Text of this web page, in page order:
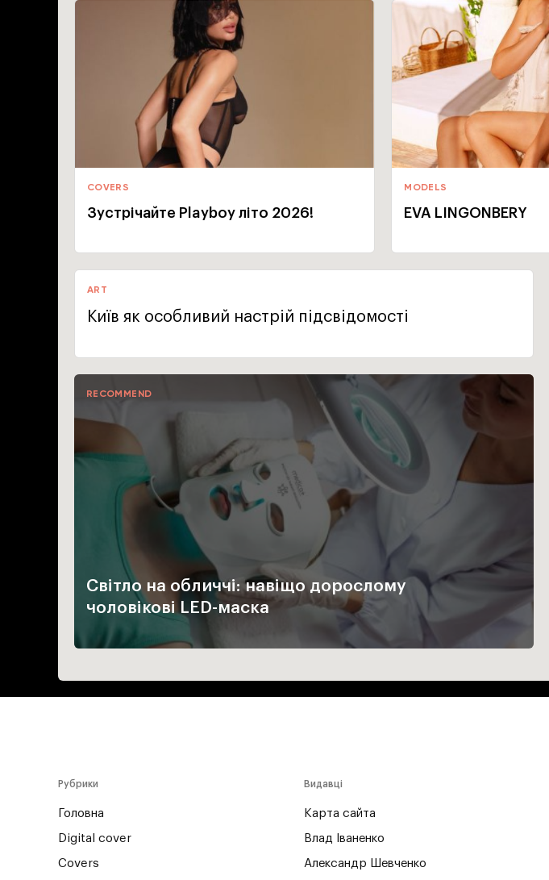
COVERS
Зустрічайте Playboy літо 2026!
MODELS
EVA LINGONBERY
ART
Київ як особливий настрій підсвідомості
RECOMMEND
Світло на обличчі: навіщо дорослому
чоловікові LED-маска
Рубрики
Головна
Digital cover
Covers
Видавці
Карта сайта
Влад Іваненко
Александр Шевченко